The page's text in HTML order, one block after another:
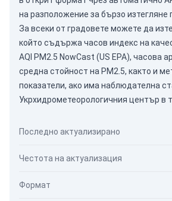
на разположение за бързо изтегляне
За всеки от градовете можете да
който съдържа часов индекс на
AQI PM2.5 NowCast (US EPA), часова
средна стойност на PM2.5, както и
показатели, ако има наблюдателна
Укрхидрометеорологичния център в
Последно актуализирано
Честота на актуализация
Формат